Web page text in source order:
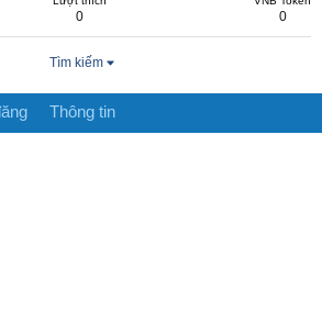
0 0
Tìm kiếm
Thông tin